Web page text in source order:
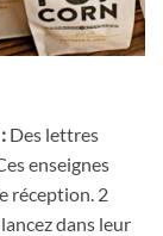
Des lettres
enseignes
réception. 2
dans leur